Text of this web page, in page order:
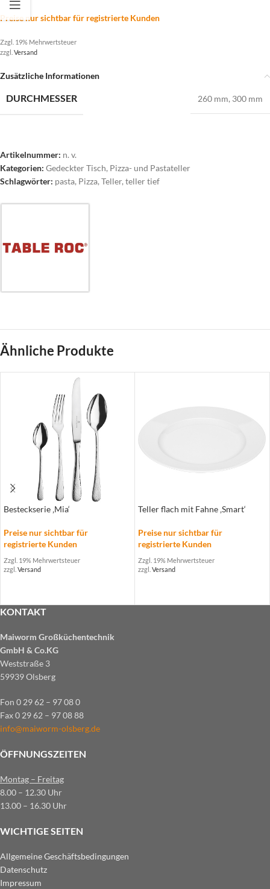
Preise nur sichtbar für registrierte Kunden
Zzgl. 19% Mehrwertsteuer
zzgl. Versand
Zusätzliche Informationen
DURCHMESSER 260 mm, 300 mm
Artikelnummer: n. v.
Kategorien: Gedeckter Tisch, Pizza- und Pastateller
Schlagwörter: pasta, Pizza, Teller, teller tief
Ähnliche Produkte
Besteckserie ‚Mia‘
Preise nur sichtbar für
registrierte Kunden
Zzgl. 19% Mehrwertsteuer
zzgl. Versand
Teller flach mit Fahne ‚Smart‘
Preise nur sichtbar für
registrierte Kunden
Zzgl. 19% Mehrwertsteuer
zzgl. Versand
KONTAKT
Maiworm Großküchentechnik
GmbH & Co.KG
Weststraße 3
59939 Olsberg
Fon 0 29 62 – 97 08 0
Fax 0 29 62 – 97 08 88
info@maiworm-olsberg.de
ÖFFNUNGSZEITEN
Montag – Freitag
8.00 – 12.30 Uhr
13.00 – 16.30 Uhr
WICHTIGE SEITEN
Allgemeine Geschäftsbedingungen
Datenschutz
Impressum